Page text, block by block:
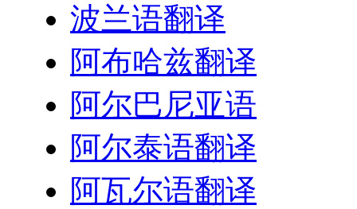
波兰语翻译
阿布哈兹翻译
阿尔巴尼亚语
阿尔泰语翻译
阿瓦尔语翻译